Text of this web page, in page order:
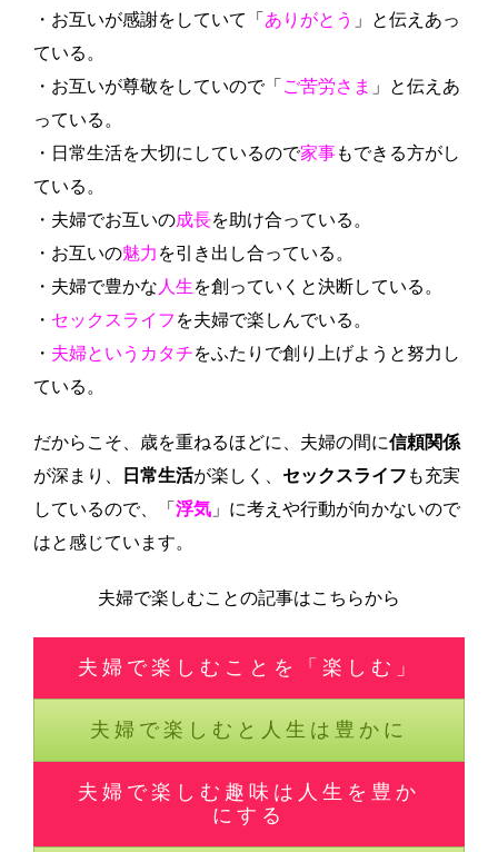
・お互いが感謝をしていて「 ありがとう 」と伝えあっ
ている。
・お互いが尊敬をしていので「 ご苦労さま 」と伝えあ
っている。
・日常生活を大切にしているので家事もできる方がし
ている。
・夫婦でお互いの成長を助け合っている。
・お互いの魅力 を引き出し合っている。
・夫婦で豊かな 人生を創っていくと決断している。
・ セックスライフ を夫婦で楽しんでいる。
・ 夫婦というカタチをふたりで創り上げようと努力し
ている。
だからこそ、歳を重ねるほどに、夫婦の間に信頼関係
が深まり、
日常生活が楽しく、 セックスライフ も充実
しているので、「 浮気 」に考えや行動が向かないので
はと感じています。
夫婦で楽しむことの記事はこちらから
夫婦で楽しむことを「楽しむ」
夫婦で楽しむと人生は豊かに
夫婦で楽しむ趣味は人生を豊か
にする